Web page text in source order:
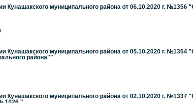
Кунашакского муниципального района от 06.10.2020 г.
Кунашакского муниципального района от 05.10.2020 г.
района""
Кунашакского муниципального района от 02.10.2020 г.